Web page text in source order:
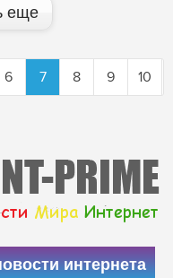
еще
6 7 8 9 10
интернета